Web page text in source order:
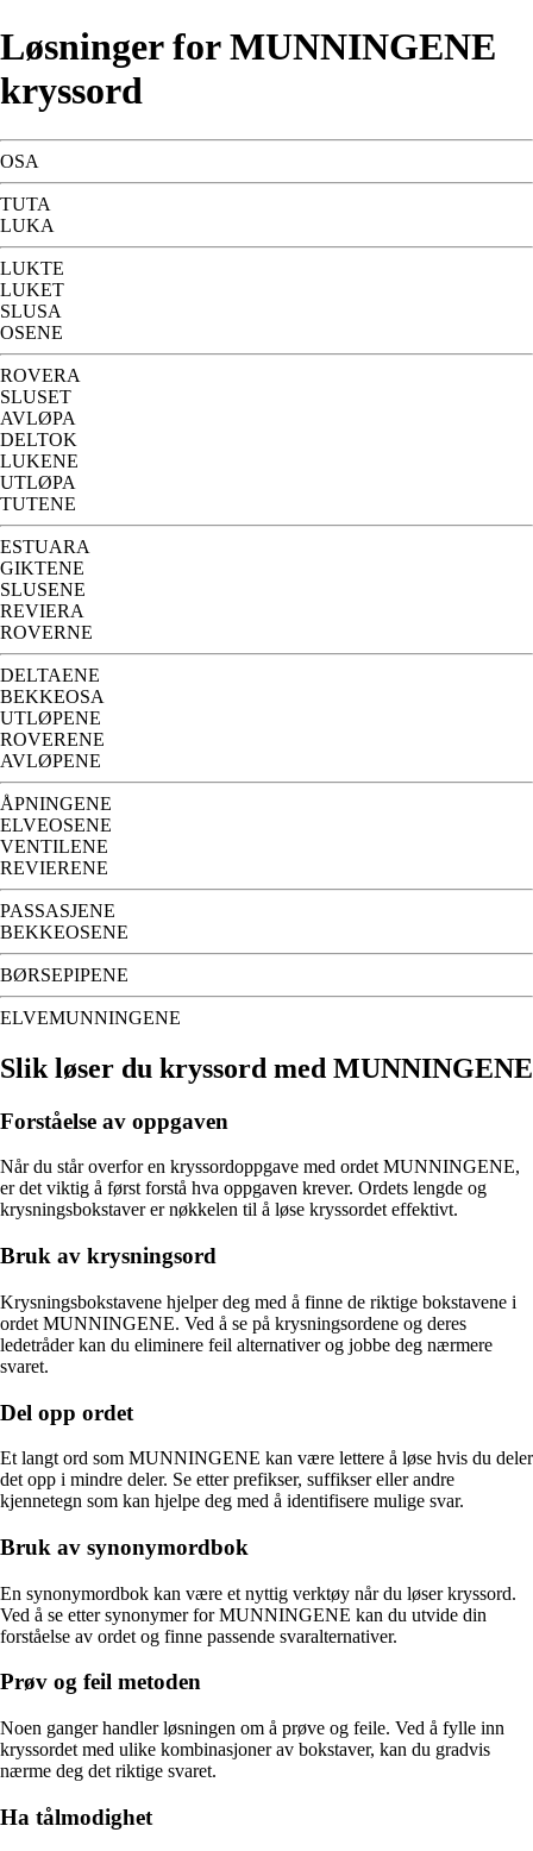
Løsninger for MUNNINGENE
kryssord
OSA
TUTA
LUKA
LUKTE
LUKET
SLUSA
OSENE
ROVERA
SLUSET
AVLØPA
DELTOK
LUKENE
UTLØPA
TUTENE
ESTUARA
GIKTENE
SLUSENE
REVIERA
ROVERNE
DELTAENE
BEKKEOSA
UTLØPENE
ROVERENE
AVLØPENE
ÅPNINGENE
ELVEOSENE
VENTILENE
REVIERENE
PASSASJENE
BEKKEOSENE
BØRSEPIPENE
ELVEMUNNINGENE
Slik løser du kryssord med MUNNINGENE
Forståelse av oppgaven
Når du står overfor en kryssordoppgave med ordet MUNNINGENE,
er det viktig å først forstå hva oppgaven krever. Ordets lengde og
krysningsbokstaver er nøkkelen til å løse kryssordet effektivt.
Bruk av krysningsord
Krysningsbokstavene hjelper deg med å finne de riktige bokstavene i
ordet MUNNINGENE. Ved å se på krysningsordene og deres
ledetråder kan du eliminere feil alternativer og jobbe deg nærmere
svaret.
Del opp ordet
Et langt ord som MUNNINGENE kan være lettere å løse hvis du deler
det opp i mindre deler. Se etter prefikser, suffikser eller andre
kjennetegn som kan hjelpe deg med å identifisere mulige svar.
Bruk av synonymordbok
En synonymordbok kan være et nyttig verktøy når du løser kryssord.
Ved å se etter synonymer for MUNNINGENE kan du utvide din
forståelse av ordet og finne passende svaralternativer.
Prøv og feil metoden
Noen ganger handler løsningen om å prøve og feile. Ved å fylle inn
kryssordet med ulike kombinasjoner av bokstaver, kan du gradvis
nærme deg det riktige svaret.
Ha tålmodighet